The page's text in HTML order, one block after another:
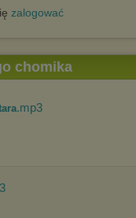
zalogować
chomika
.mp3